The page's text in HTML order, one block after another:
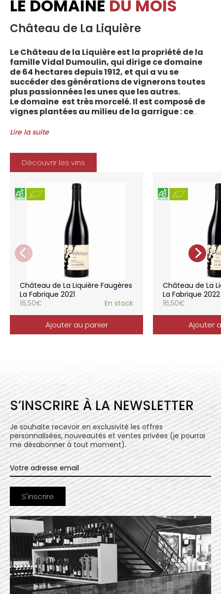
LE DOMAINE DU MOIS
Château de La Liquière
Le Château de la Liquière est la propriété de la
famille Vidal Dumoulin, qui dirige ce domaine
de 64 hectares depuis 1912, et qui a vu se
succéder des générations de vignerons toutes
plus passionnées les unes que les autres.
Le domaine est très morcelé. Il est composé de
vignes plantées au milieu de la garrigue : ce
entre les villages d’Autignac, Caussiniojouls,
l’Appellation. La grande majorité des parcelles,
sur sols de schistes, font face au sud, à la
Méditerranée.
Le vignoble du Château de la Liquière est
agriculture biologique depuis 2008 et 2012
marque le premier millésime certifié du
domaine. Les soins apportés y sont conformes :
pratiques respectueuses de l’environnement et
de la vigne, vendanges manuelles, vinifications
soignées et strictement suivies.
La gamme des vins du Château de la
Liquière est adaptée à chaque style de
consommation, à chaque moment de la vie,
elle reflète parfaitement la pureté de
l’expression du terroir.
Lire la suite
Découvrir les vins
Château de La Liquière Faugères
La Fabrique 2021
16,50€ En stock
Ajouter au panier
Château de La
La Fabrique 2022
16,50€
Ajouter
S’INSCRIRE À LA NEWSLETTER
Je souhaite recevoir en exclusivité les offres
personnalisées, nouveautés et ventes privées (je pourrai
me désabonner à tout moment).